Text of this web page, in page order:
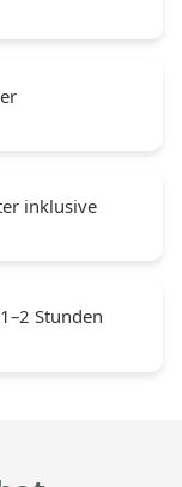
inklusive
Stunden